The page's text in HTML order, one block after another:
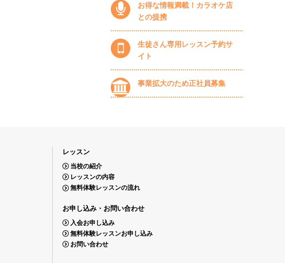
お得な情報満載！カラオケ店
との提携
生徒さん専用レッスン予約サ
イト
事業拡大のため正社員募集
レッスン
当校の紹介
レッスンの内容
無料体験レッスンの流れ
お申し込み・お問い合わせ
入会お申し込み
無料体験レッスンお申し込み
お問い合わせ